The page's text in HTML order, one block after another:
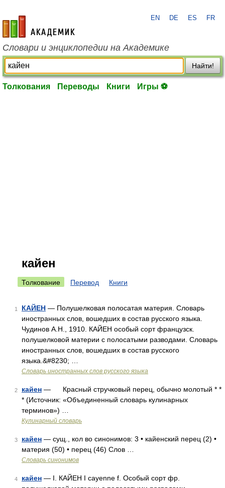
academic.ru
EN DE ES FR
Словари и энциклопедии на Академике
Найти!
Толкования Переводы Книги Игры ⚽
кайен
Толкование Перевод Книги
1 КАЙЕН — Полушелковая полосатая материя. Словарь
иностранных слов, вошедших в состав русского языка.
Чудинов А.Н., 1910. КАЙЕН особый сорт французск.
полушелковой материи с полосатыми разводами. Словарь
иностранных слов, вошедших в состав русского
языка.&#8230; …
Словарь иностранных слов русского языка
2 кайен — Красный стручковый перец, обычно молотый * *
* (Источник: «Объединенный словарь кулинарных
терминов») …
Кулинарный словарь
3 кайен — сущ., кол во синонимов: 3 • кайенский перец (2) •
материя (50) • перец (46) Слов …
Словарь синонимов
4 кайен — I. КАЙЕН I cayenne f. Особый сорт фр.